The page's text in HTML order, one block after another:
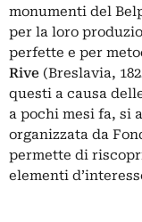
monumenti del
per la loro
perfette e per
Rive (Breslavia,
questi a causa
a pochi mesi fa, si
organizzata da
permette di
elementi